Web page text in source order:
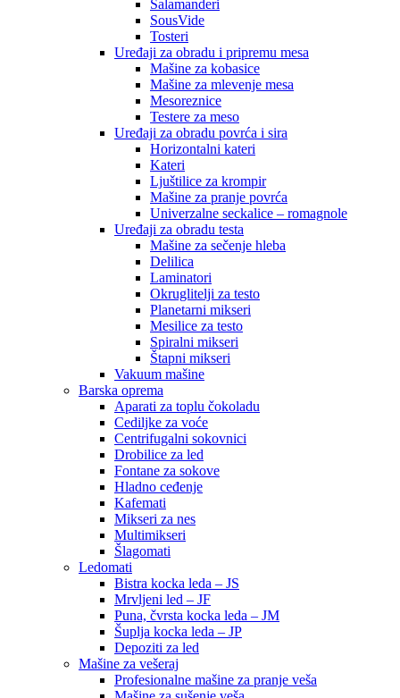
Salamanderi
SousVide
Tosteri
Uređaji za obradu i pripremu mesa
Mašine za kobasice
Mašine za mlevenje mesa
Mesoreznice
Testere za meso
Uređaji za obradu povrća i sira
Horizontalni kateri
Kateri
Ljuštilice za krompir
Mašine za pranje povrća
Univerzalne seckalice – romagnole
Uređaji za obradu testa
Mašine za sečenje hleba
Delilica
Laminatori
Okruglitelji za testo
Planetarni mikseri
Mesilice za testo
Spiralni mikseri
Štapni mikseri
Vakuum mašine
Barska oprema
Aparati za toplu čokoladu
Cediljke za voće
Centrifugalni sokovnici
Drobilice za led
Fontane za sokove
Hladno ceđenje
Kafemati
Mikseri za nes
Multimikseri
Šlagomati
Ledomati
Bistra kocka leda – JS
Mrvljeni led – JF
Puna, čvrsta kocka leda – JM
Šuplja kocka leda – JP
Depoziti za led
Mašine za vešeraj
Profesionalne mašine za pranje veša